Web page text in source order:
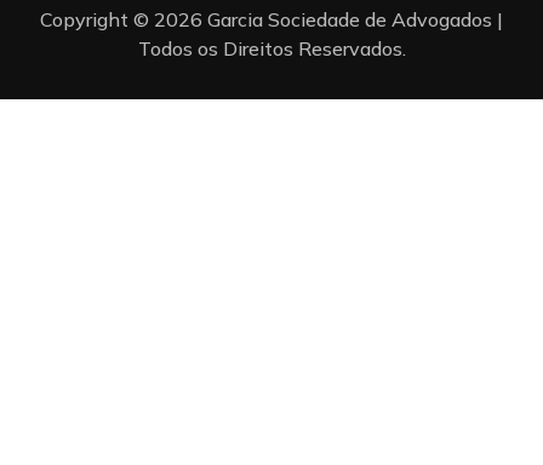
Copyright © 2026 Garcia Sociedade de Advogados |
Todos os Direitos Reservados.